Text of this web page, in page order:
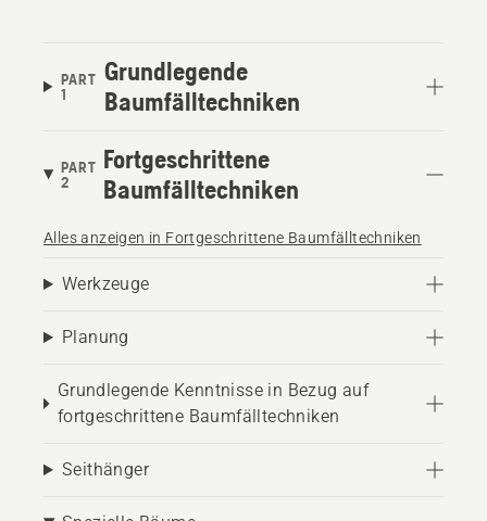
PART
1
Grundlegende
Baumfälltechniken
PART
2
Fortgeschrittene
Baumfälltechniken
Alles anzeigen in Fortgeschrittene Baumfälltechniken
Werkzeuge
Planung
Grundlegende Kenntnisse in Bezug auf
fortgeschrittene Baumfälltechniken
Seithänger